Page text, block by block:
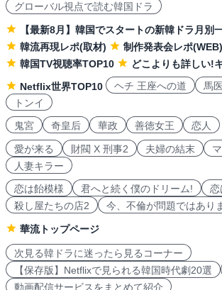
グローバル視点で読む韓国ドラ
【最新8月】韓国でスタートの新韓ドラ月別
韓流再現レポ(取材)
制作発表会レポ(WEB)
韓国TV視聴率TOP10
どこよりも詳しい!
Netflix世界TOP10
ヘチ 王座への道 馬医
トンイ
鬼宮
奇皇后 華政 善徳女王 恋人
愛が来る 財閥 X 刑事2 夫婦の結末
人妻キラー
恋は飴模様
君へと続く僕のドリーム!
恋
殺し屋たちの店2
今、不倫が問題ではあり
華流トップページ
次見る韓ドラに迷ったら見るコーナー
【保存版】Netflixで見られる韓国時代劇20選
動画配信サービスをまとめて紹介